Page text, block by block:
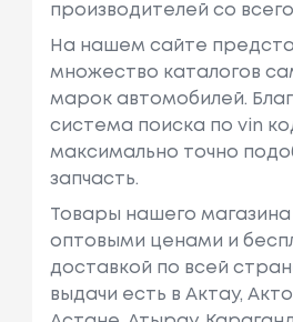
производителей со
На нашем сайте
множество каталогов
марок автомобилей.
система поиска по vin
максимально точно
запчасть.
Товары нашего
оптовыми ценами и
доставкой по всей
выдачи есть в Актау,